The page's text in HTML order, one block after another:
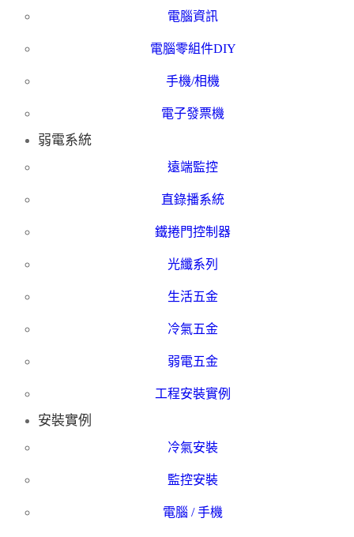
電腦資訊
電腦零組件DIY
手機/相機
電子發票機
弱電系統
遠端監控
直錄播系統
鐵捲門控制器
光纖系列
生活五金
冷氣五金
弱電五金
工程安裝實例
安裝實例
冷氣安裝
監控安裝
電腦 / 手機